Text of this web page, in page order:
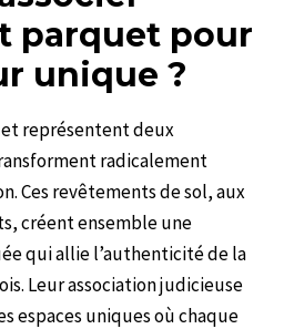
parquet pour
unique ?
représentent deux
radicalement
Ces revêtements de sol, aux
créent ensemble une
qui allie l’authenticité de la
Leur association judicieuse
espaces uniques où chaque